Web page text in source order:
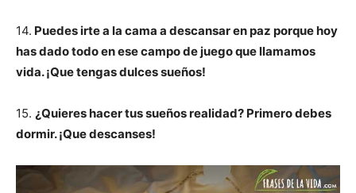
14. Puedes irte a la cama a descansar en paz porque hoy
has dado todo en ese campo de juego que llamamos
vida. ¡Que tengas dulces sueños!
15. ¿Quieres hacer tus sueños realidad? Primero debes
dormir. ¡Que descanses!